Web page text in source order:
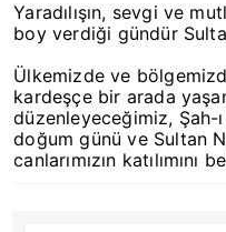
Yaradılışın, sevgi ve
boy verdiği gündür
Ülkemizde ve
kardeşçe bir arada
düzenleyeceğimiz, Şah-
doğum günü ve Sultan
canlarımızın katılımını